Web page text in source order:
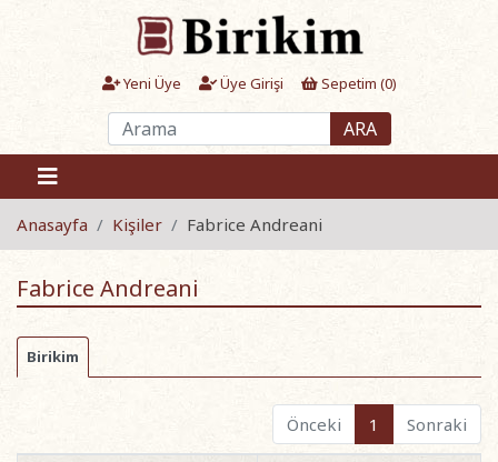
Yeni Üye Üye Girişi Sepetim (0)
ARA
Anasayfa Kişiler Fabrice Andreani
Fabrice Andreani
Birikim
Önceki 1 Sonraki